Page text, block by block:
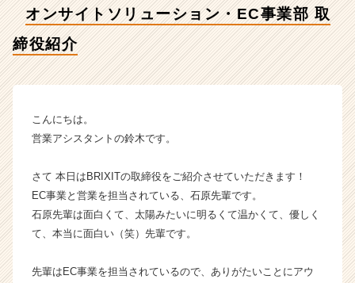
I
イ
イ
ベ
ン
チ
ャ
成
オンサイトソリューション・EC事業部 取
締役紹介
こんにちは。
営業アシスタントの鈴木です。
さて 本日はBRIXITの取締役をご紹介させていただきます！
EC事業と営業を担当されている、石原先輩です。
石原先輩は面白くて、太陽みたいに明るくて温かくて、優しく
て、本当に面白い（笑）先輩です。
先輩はEC事業を担当されているので、ありがたいことにアウ